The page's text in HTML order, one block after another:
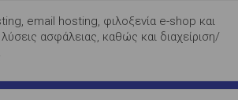
email hosting, φιλοξενία e-shop και
ασφάλειας, καθώς και διαχείριση/